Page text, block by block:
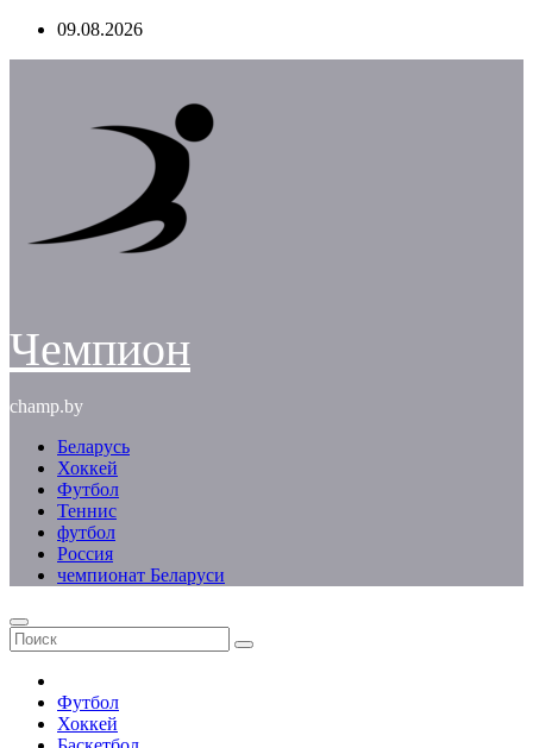
Перейти09.08.2026
Чемпион
champ.by
Беларусь
Хоккей
Футбол
Теннис
футбол
Россия
чемпионат Беларуси
Футбол
Хоккей